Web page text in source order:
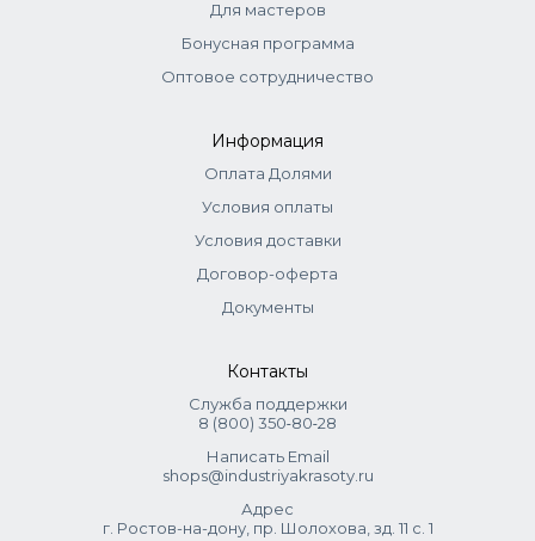
Для мастеров
Бонусная программа
Оптовое сотрудничество
Информация
Оплата Долями
Условия оплаты
Условия доставки
Договор-оферта
Документы
Контакты
Служба поддержки
8 (800) 350‑80‑28
Написать Email
shops@industriyakrasoty.ru
Адрес
г. Ростов-на-дону, пр. Шолохова, зд. 11 с. 1